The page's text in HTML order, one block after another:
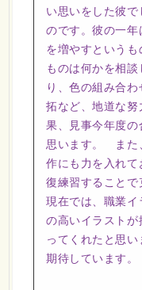
い思いをした彼
のです。彼の一
を増やすという
ものは何かを相
り、色の組み合
拓など、地道な
果、見事今年度
思います。 また
作にも力を入れ
復練習すること
現在では、職業
の高いイラスト
ってくれたと思
期待しています。